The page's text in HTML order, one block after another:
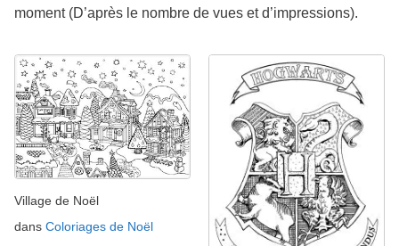
moment (D’après le nombre de vues et d’impressions).
Village de Noël
dans Coloriages de Noël